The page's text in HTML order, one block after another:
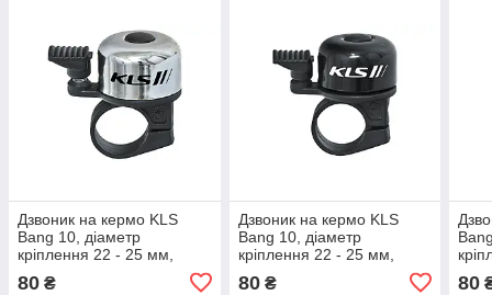
Дзвоник на кермо KLS
Bang 10, діаметр
кріплення 22 - 25 мм,
80 ₴
Дзвоник на кермо KLS
Bang 10, діаметр
кріплення 22 - 25 мм,
80₴ 80